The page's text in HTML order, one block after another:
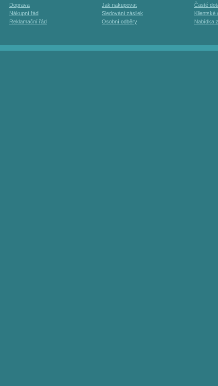
Doprava
Nákupní řád
Reklamační řád
Jak nakupovat
Sledování zásilek
Osobní odběry
Časté
Klientské
Nabídka